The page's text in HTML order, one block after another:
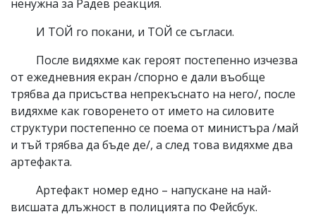
ненужна за Радев реакция.
И ТОЙ го покани, и ТОЙ се съгласи.
После видяхме как героят постепенно изчезва
от ежедневния екран /спорно е дали въобще
трябва да присъства непрекъснато на него/, после
видяхме как говоренето от името на силовите
структури постепенно се поема от министъра /май
и тъй трябва да бъде де/, а след това видяхме два
артефакта.
Артефакт номер едно – напускане на най-
висшата длъжност в полицията по Фейсбук.